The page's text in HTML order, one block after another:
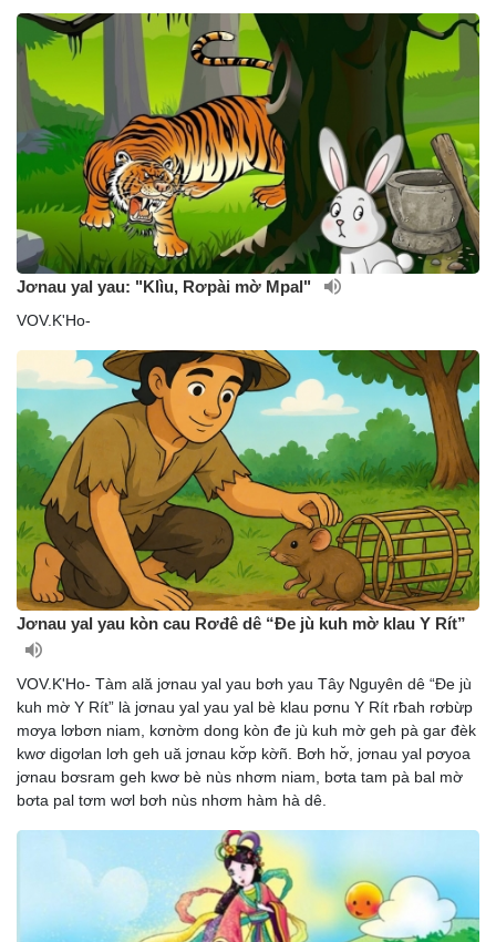
Jơnau yal yau: "Klìu, Rơpài mờ Mpal"
VOV.K'Ho-
Jơnau yal yau kòn cau Rơđê dê “Đe jù kuh mờ klau Y Rít”
VOV.K'Ho- Tàm ală jơnau yal yau bơh yau Tây Nguyên dê “Đe jù
kuh mờ Y Rít” là jơnau yal yau yal bè klau pơnu Y Rít rƀah rơbừp
mơya lơbơn niam, kơnờm dong kòn đe jù kuh mờ geh pà gar đèk
kwơ digơlan lơh geh uă jơnau kơ̆p kờñ. Bơh hơ̆, jơnau yal pơyoa
jơnau bơsram geh kwơ bè nùs nhơm niam, bơta tam pà bal mờ
bơta pal tơm wơl bơh nùs nhơm hàm hà dê.